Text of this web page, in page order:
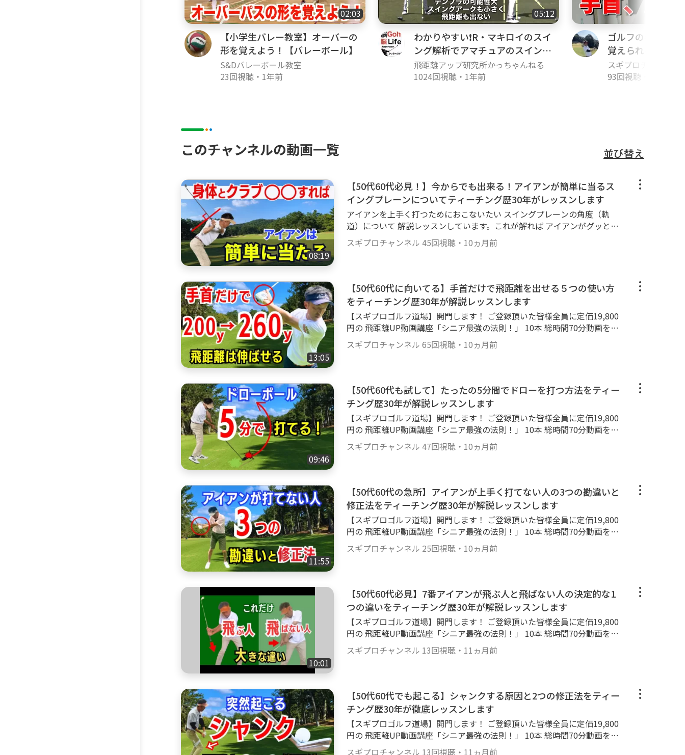
02:03
【小学生バレー教室】オーバーの
形を覚えよう！【バレーボール】
S&Dバレーボール教室
23回視聴 ・ 1年前
05:12
わかりやすい❗️R・マキロイのスイ
ング解析でアマチュアのスイング
改善‼️
飛距離アップ研究所かっちゃんねる
1024回視聴 ・ 1年前
ゴルフの手首と
覚えられる！自宅
グの基礎１！手
スター
スギプロチャンネル
93回視聴
このチャンネルの動画一覧 並び替え
08:19
【50代60代必見！】今からでも出来る！アイアンが簡単に当るス
イングプレーンについてティーチング歴30年がレッスンします
アイアンを上手く打つためにおこないたい スイングプレーンの角度（軌
道）について 解説レッスンしています。これが解れば アイアンがグッと上
手くなれます！ その方法とは？
スギプロチャンネル 45回視聴 ・ 10ヵ月前
13:05
【50代60代に向いてる】手首だけで飛距離を出せる５つの使い方
をティーチング歴30年が解説レッスンします
【スギプロゴルフ道場】開門します！ ご登録頂いた皆様全員に定価19,800
円の 飛距離UP動画講座「シニア最強の法則！」 10本 総時間70分動画をプ
レゼント致します もちろん入門無料 詳しくはこちら！ ↓ https://lin.ee/k2
0mRoo ゴルフスイングで手首を使って打つことは 本当にいけないのか？手
スギプロチャンネル 65回視聴 ・ 10ヵ月前
09:46
【50代60代も試して】たったの5分間でドローを打つ方法をティー
チング歴30年が解説レッスンします
【スギプロゴルフ道場】開門します！ ご登録頂いた皆様全員に定価19,800
円の 飛距離UP動画講座「シニア最強の法則！」 10本 総時間70分動画をプ
レゼント致します もちろん入門無料 詳しくはこちら！ ↓ https://lin.ee/k2
0mRoo 【今回の動画説明】 飛距離UPに欠かせない「ドローボールを打
＃ドローボール打ち方
スギプロチャンネル 47回視聴 ・ 10ヵ月前
11:55
【50代60代の急所】アイアンが上手く打てない人の3つの勘違いと
修正法をティーチング歴30年が解説レッスンします
【スギプロゴルフ道場】開門します！ ご登録頂いた皆様全員に定価19,800
円の 飛距離UP動画講座「シニア最強の法則！」 10本 総時間70分動画をプ
レゼント致します もちろん入門無料 詳しくはこちら！ ↓ https://lin.ee/k2
0mRoo アイアンショットが上手くいかない人が陥る 3つの勘違いとその修
スギプロチャンネル 25回視聴 ・ 10ヵ月前
10:01
【50代60代必見】7番アイアンが飛ぶ人と飛ばない人の決定的な1
つの違いをティーチング歴30年が解説レッスンします
【スギプロゴルフ道場】開門します！ ご登録頂いた皆様全員に定価19,800
円の 飛距離UP動画講座「シニア最強の法則！」 10本 総時間70分動画をプ
レゼント致します もちろん入門無料 詳しくはこちら！ ↓ https://lin.ee/k2
0mRoo 飛ぶ人は必ずやっている事があります。 これが出来るだけで飛距離
スギプロチャンネル 13回視聴 ・ 11ヵ月前
【50代60代でも起こる】シャンクする原因と2つの修正法をティー
チング歴30年が徹底レッスンします
【スギプロゴルフ道場】開門します！ ご登録頂いた皆様全員に定価19,800
円の 飛距離UP動画講座「シニア最強の法則！」 10本 総時間70分動画をプ
レゼント致します もちろん入門無料 詳しくはこちら！ ↓ https://lin.ee/k2
スギプロチャンネル 13回視聴 ・ 11ヵ月前